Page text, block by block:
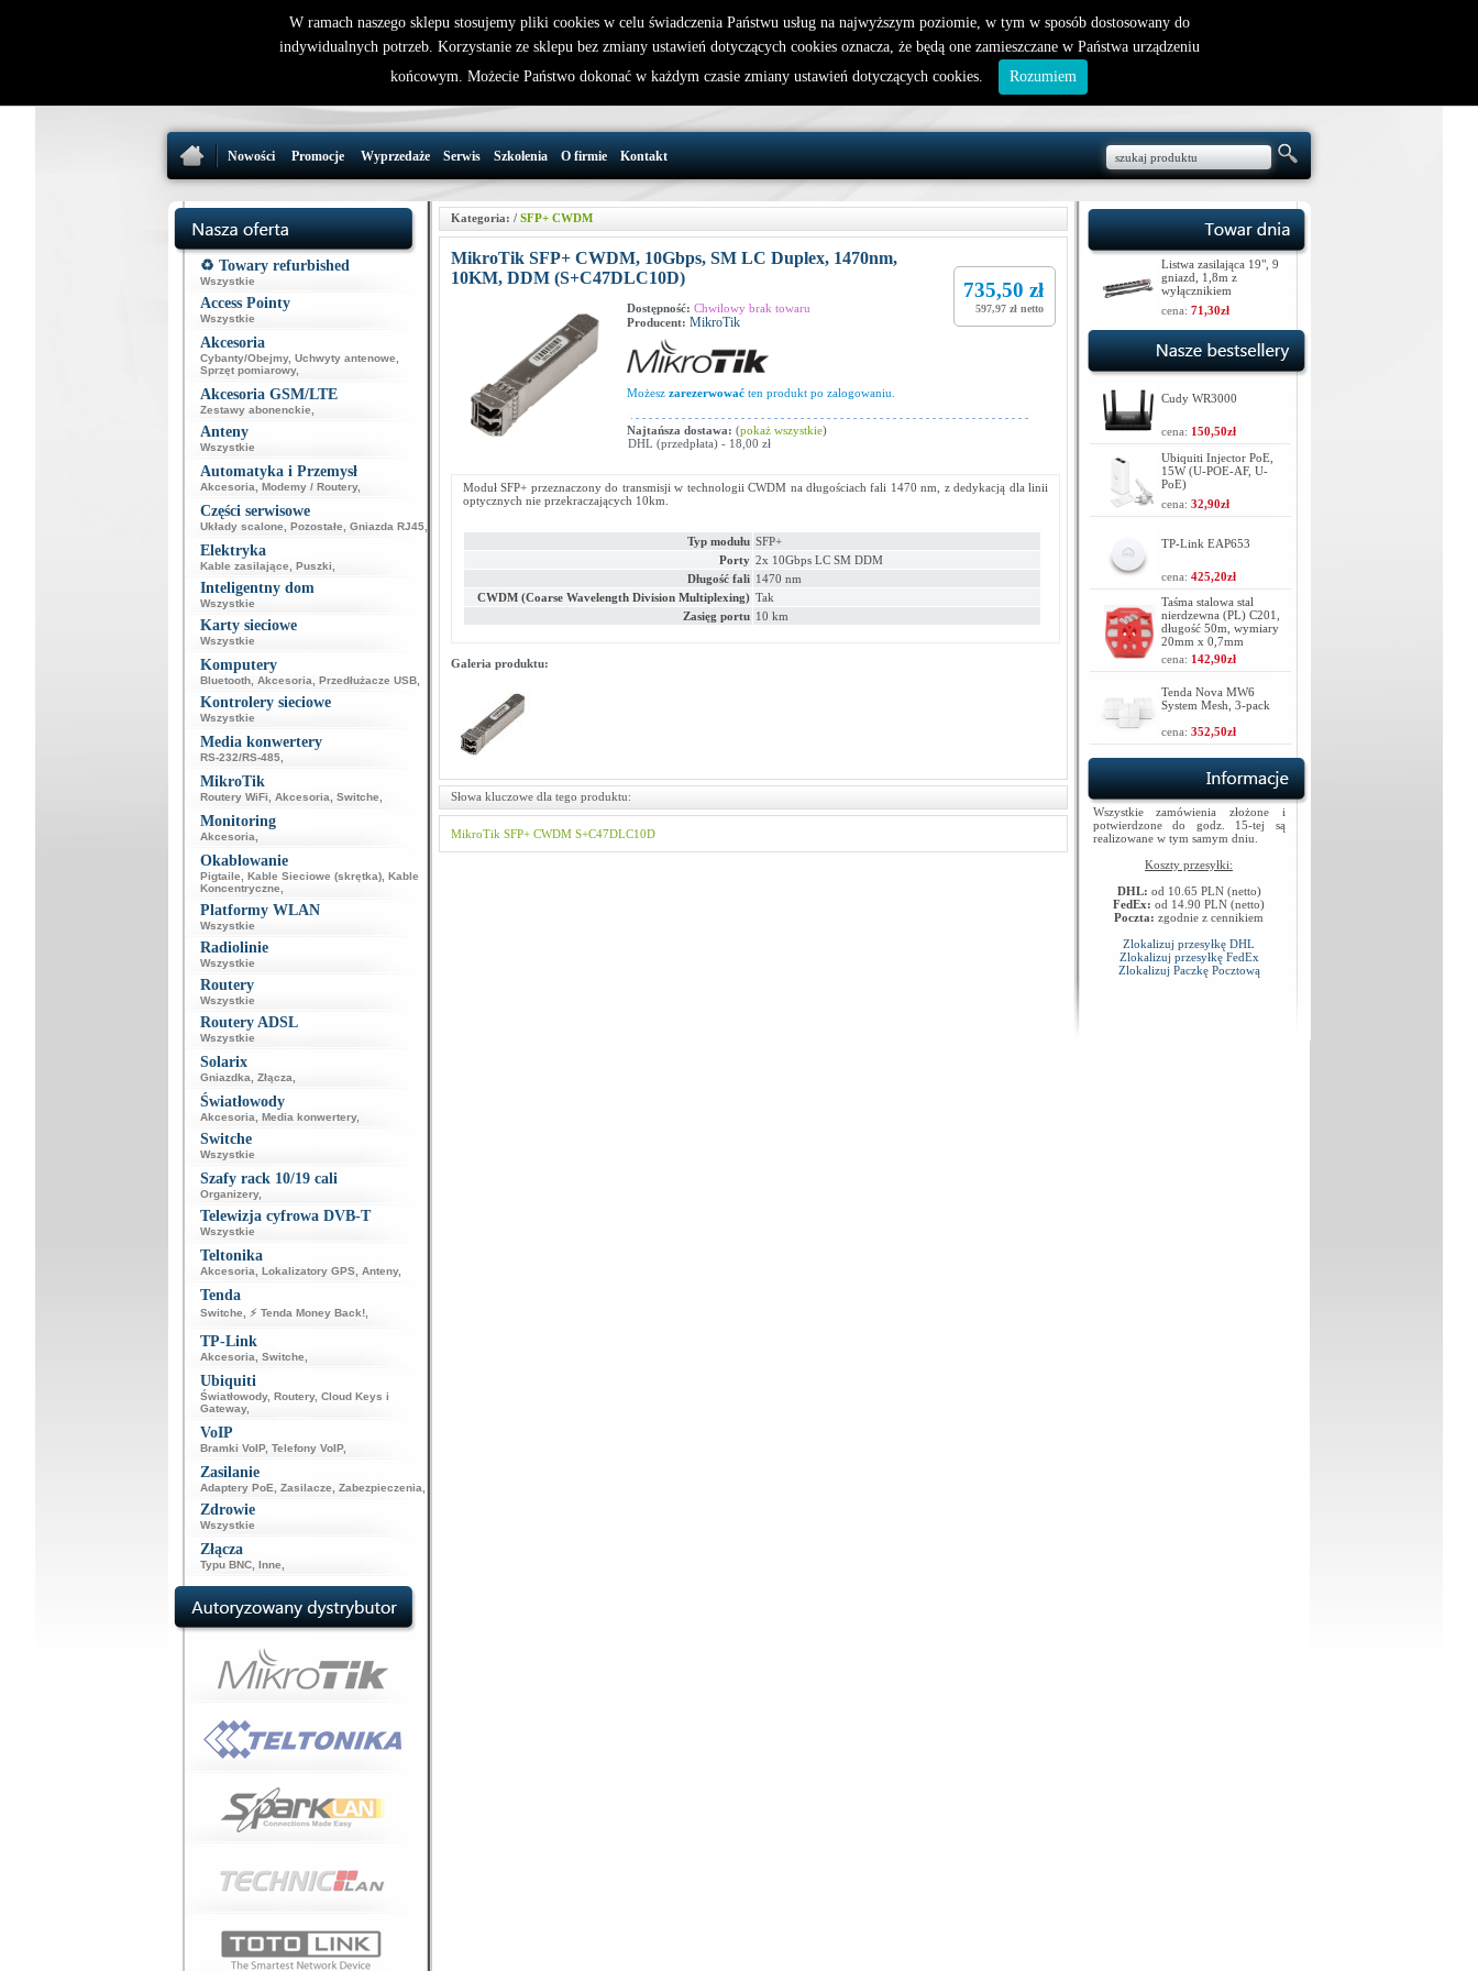
nowy klient
32 721 86 72
support@wirelesslan.com.pl
W koszyku jest 0 produktów(y)
Nowości Promocje Wyprzedaże Serwis Szkolenia O firmie Kontakt
♻️ Towary refurbished
Wszystkie
Access Pointy
Wszystkie
Akcesoria
Cybanty/Obejmy, Uchwyty antenowe
Sprzęt pomiarowy,
Akcesoria GSM/LTE
Zestawy abonenckie
Anteny
Wszystkie
Automatyka i Przemysł
Akcesoria Modemy / Routery,
Części serwisowe
Układy scalone Pozostałe Gniazda RJ45,
Elektryka
Kable zasilające Puszki
Inteligentny dom
Wszystkie
Karty sieciowe
Wszystkie
Komputery
Bluetooth, Akcesoria Przedłużacze USB,
Kontrolery sieciowe
Wszystkie
Media konwertery
RS-232/RS-485,
MikroTik
Routery WiFi Akcesoria Switche
Monitoring
Akcesoria
Okablowanie
Pigtaile Kable Sieciowe (skrętka), Kable
Koncentryczne
Platformy WLAN
Wszystkie
Radiolinie
Wszystkie
Routery
Wszystkie
Routery ADSL
Wszystkie
Solarix
Gniazdka Złącza
Światłowody
Akcesoria Media konwertery,
Switche
Wszystkie
Szafy rack 10/19 cali
Organizery,
Telewizja cyfrowa DVB-T
Wszystkie
Teltonika
Akcesoria Lokalizatory GPS, Anteny,
Tenda
Switche ⚡ Tenda Money Back!,
TP-Link
Akcesoria Switche
Ubiquiti
Światłowody, Routery, Cloud Keys i
Gateway,
VoIP
Bramki VoIP, Telefony VoIP,
Zasilanie
Adaptery PoE Zasilacze Zabezpieczenia
Zdrowie
Wszystkie
Złącza
Typu BNC, Inne
Kategoria: / SFP+ CWDM
MikroTik SFP+ CWDM, 10Gbps, SM LC Duplex, 1470nm,
10KM, DDM (S+C47DLC10D)
735,50 zł
597,97 zł netto
Dostępność: Chwilowy brak towaru
Producent: MikroTik
Możesz zarezerwować ten produkt po zalogowaniu.
Najtańsza dostawa: (pokaż wszystkie)
DHL (przedpłata) - 18,00 zł
Moduł SFP+ przeznaczony do transmisji w technologii CWDM na długościach fali 1470 nm, z dedykacją dla linii
optycznych nie przekraczających 10km.
Typ modułu SFP+
Porty 2x 10Gbps LC SM DDM
Długość fali 1470 nm
CWDM (Coarse Wavelength Division Multiplexing) Tak
Zasięg portu 10 km
Galeria produktu:
Słowa kluczowe dla tego produktu:
MikroTik SFP+ CWDM S+C47DLC10D
Listwa zasilająca 19", 9
gniazd, 1,8m z
wyłącznikiem
cena: 71,30zł
Cudy WR3000
cena: 150,50zł
Ubiquiti Injector PoE,
15W (U-POE-AF, U-
PoE)
cena: 32,90zł
TP-Link EAP653
cena: 425,20zł
Taśma stalowa stal
nierdzewna (PL) C201,
długość 50m, wymiary
20mm x 0,7mm
cena: 142,90zł
Tenda Nova MW6
System Mesh, 3-pack
cena: 352,50zł
Wszystkie zamówienia złożone i
potwierdzone do godz. 15-tej są
realizowane w tym samym dniu.
Koszty przesyłki:
DHL: od 10.65 PLN (netto)
FedEx: od 14.90 PLN (netto)
Poczta: zgodnie z cennikiem
Zlokalizuj przesyłkę DHL
Zlokalizuj przesyłkę FedEx
Zlokalizuj Paczkę Pocztową
W ramach naszego sklepu stosujemy pliki cookies w celu świadczenia Państwu usług na najwyższym poziomie, w tym w sposób dostosowany do
indywidualnych potrzeb. Korzystanie ze sklepu bez zmiany ustawień dotyczących cookies oznacza, że będą one zamieszczane w Państwa urządzeniu
końcowym. Możecie Państwo dokonać w każdym czasie zmiany ustawień dotyczących cookies.
Rozumiem